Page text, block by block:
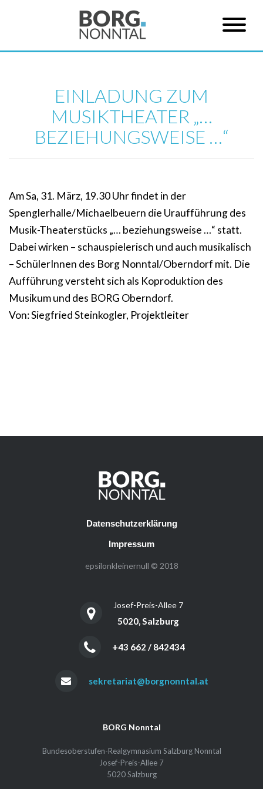
EINLADUNG ZUM
MUSIKTHEATER „…
BEZIEHUNGSWEISE …“
Am Sa, 31. März, 19.30 Uhr findet in der
Spenglerhalle/Michaelbeuern die Uraufführung des
Musik-Theaterstücks „… beziehungsweise …“ statt.
Dabei wirken – schauspielerisch und auch musikalisch
– SchülerInnen des Borg Nonntal/Oberndorf mit. Die
Aufführung versteht sich als Koproduktion des
Musikum und des BORG Oberndorf.
Von: Siegfried Steinkogler, Projektleiter
Datenschutzerklärung
Impressum
epsilonkleinernull © 2018
Josef-Preis-Allee 7
5020, Salzburg
+43 662 / 842434
sekretariat@borgnonntal.at
BORG Nonntal
Bundesoberstufen-Realgymnasium Salzburg Nonntal
Josef-Preis-Allee 7
5020 Salzburg